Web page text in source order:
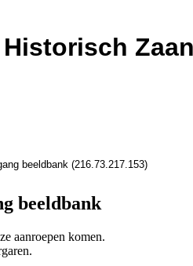
beeldbank (216.73.217.153)
beeldbank
aanroepen komen.